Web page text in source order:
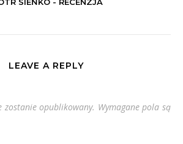
LEAVE A REPLY
zostanie opublikowany. Wymagane pola są